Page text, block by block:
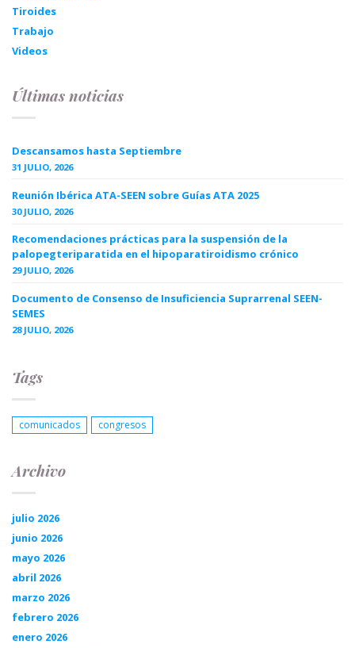
Tiroides
Trabajo
Videos
Últimas noticias
Descansamos hasta Septiembre
31 JULIO, 2026
Reunión Ibérica ATA-SEEN sobre Guías ATA 2025
30 JULIO, 2026
Recomendaciones prácticas para la suspensión de la
palopegteriparatida en el hipoparatiroidismo crónico
29 JULIO, 2026
Documento de Consenso de Insuficiencia Suprarrenal SEEN-
SEMES
28 JULIO, 2026
Tags
comunicados congresos
Archivo
julio 2026
junio 2026
mayo 2026
abril 2026
marzo 2026
febrero 2026
enero 2026